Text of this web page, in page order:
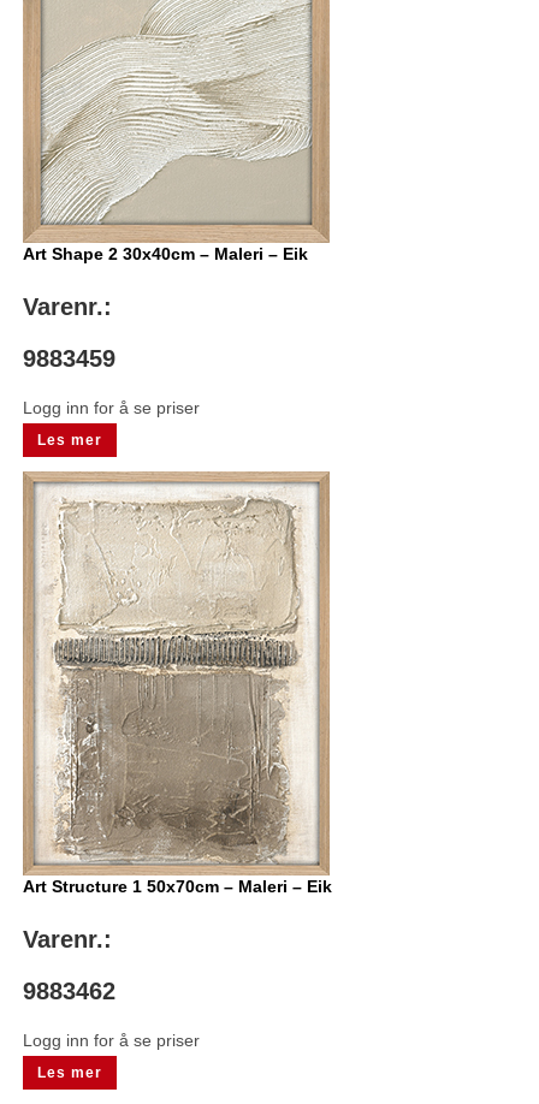
Art Shape 2 30x40cm – Maleri – Eik
Varenr.:
9883459
Logg inn for å se priser
Les mer
Art Structure 1 50x70cm – Maleri – Eik
Varenr.:
9883462
Logg inn for å se priser
Les mer